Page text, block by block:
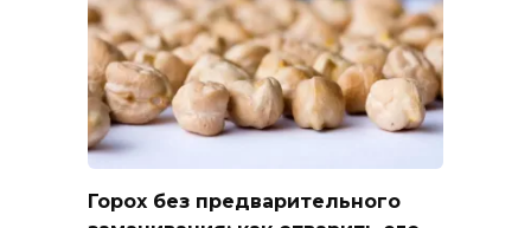
Горох без предварительного